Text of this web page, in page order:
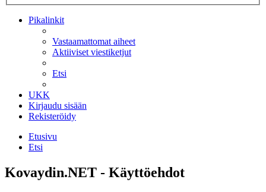
Pikalinkit
Vastaamattomat aiheet
Aktiiviset viestiketjut
Etsi
UKK
Kirjaudu sisään
Rekisteröidy
Etusivu
Etsi
Kovaydin.NET - Käyttöehdot